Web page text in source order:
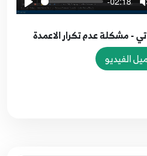
الفيديو
مقالاتي - تعديل بيانات الحساب
مقالاتي - صلاحيات تعديل